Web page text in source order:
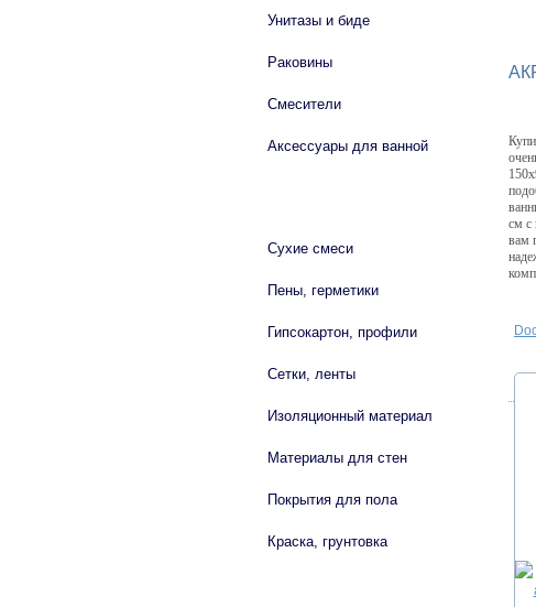
см с
вам
Унитазы и биде
Раковины
Смесители
Аксессуары для ванной
Сухие смеси
Пены, герметики
Гипсокартон, профили
Сетки, ленты
Изоляционный материал
Материалы для стен
Покрытия для пола
Краска, грунтовка